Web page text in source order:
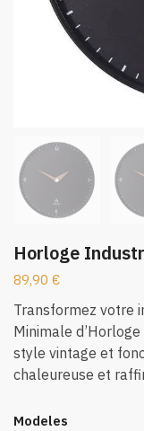
Horloge
89,90 €
Transformez votre
Minimale
style vintage et
chaleureuse et
Modeles